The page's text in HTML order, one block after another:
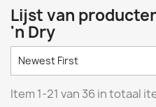
Lijst van
'n Dry
Newest First
Item 1-21 van 36 in totaal